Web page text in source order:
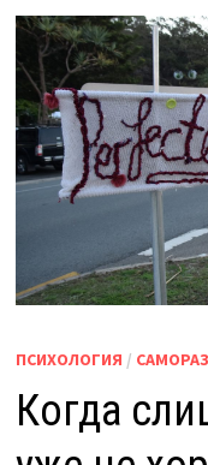
ПСИХОЛОГИЯ /
Когда